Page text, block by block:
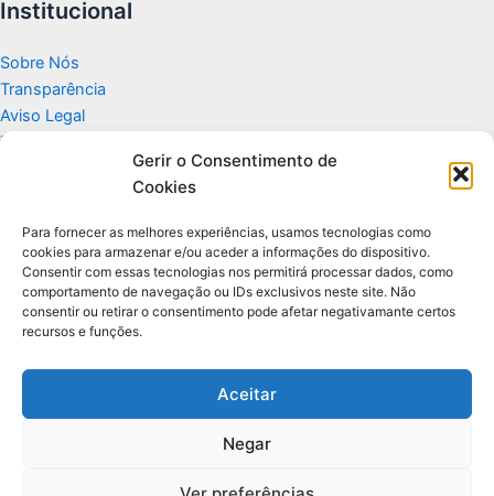
Gerir o Consentimento de
Cookies
Para fornecer as melhores experiências, usamos tecnologias como
cookies para armazenar e/ou aceder a informações do dispositivo.
Consentir com essas tecnologias nos permitirá processar dados, como
comportamento de navegação ou IDs exclusivos neste site. Não
consentir ou retirar o consentimento pode afetar negativamante certos
recursos e funções.
Aceitar
Negar
Institucional
Sobre Nós
Transparência
Aviso Legal
Termos de Uso
Politicas de Privacidade e Cookies
Apoio
Glossário de Tecnologia
Portal editorial independente sobre tecnologia, PC Gamer e guias
© 2026 Para Você Fazer - Desenvolvido por